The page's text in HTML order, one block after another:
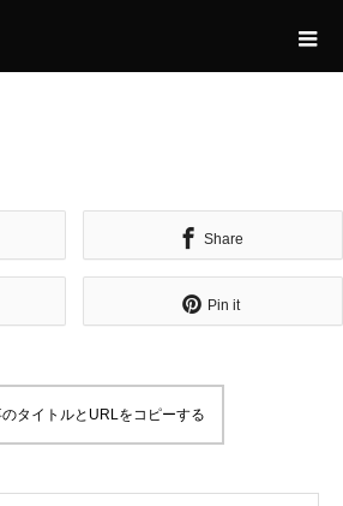
Share
Pin it
のタイトルとURLをコピーする